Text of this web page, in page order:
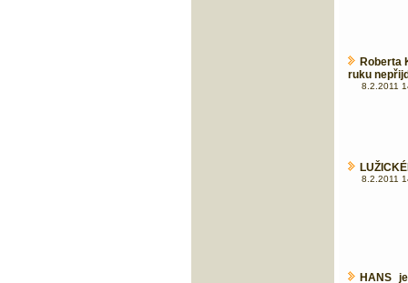
Roberta
ruku
8.2.2011
8.2.2011
HANS